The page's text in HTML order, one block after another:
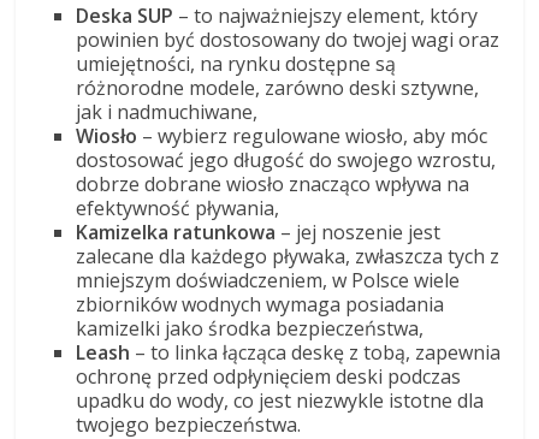
Deska SUP – to najważniejszy element, który
powinien być dostosowany do twojej wagi oraz
umiejętności, na rynku dostępne są
różnorodne modele, zarówno deski sztywne,
jak i nadmuchiwane,
Wiosło – wybierz regulowane wiosło, aby móc
dostosować jego długość do swojego wzrostu,
dobrze dobrane wiosło znacząco wpływa na
efektywność pływania,
Kamizelka ratunkowa – jej noszenie jest
zalecane dla każdego pływaka, zwłaszcza tych z
mniejszym doświadczeniem, w Polsce wiele
zbiorników wodnych wymaga posiadania
kamizelki jako środka bezpieczeństwa,
Leash – to linka łącząca deskę z tobą, zapewnia
ochronę przed odpłynięciem deski podczas
upadku do wody, co jest niezwykle istotne dla
twojego bezpieczeństwa.